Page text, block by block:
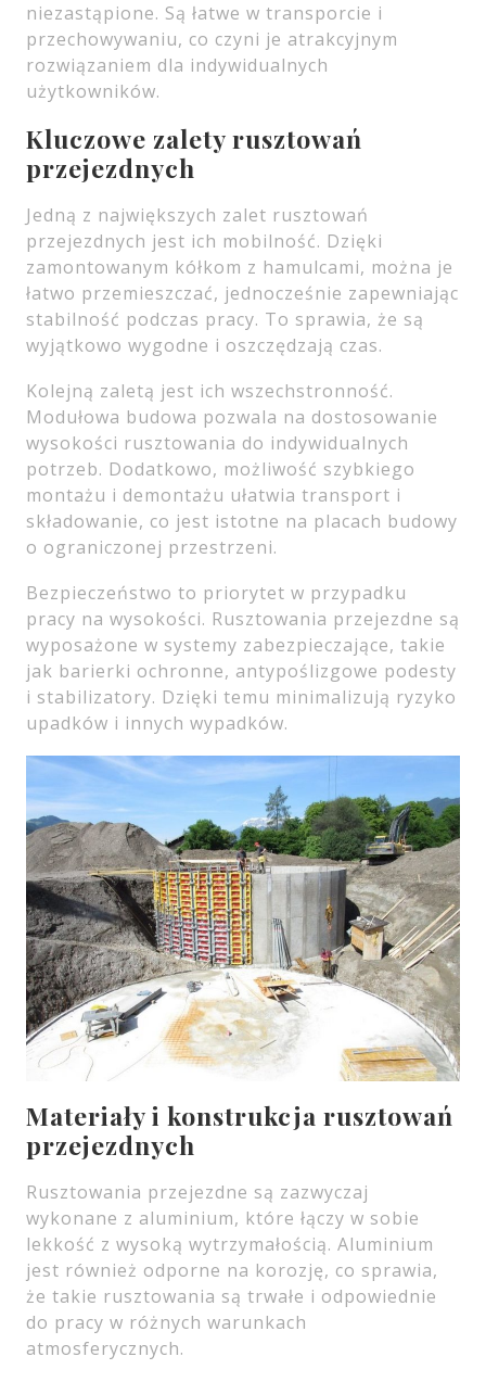
niezastąpione. Są łatwe w transporcie i
przechowywaniu, co czyni je atrakcyjnym
rozwiązaniem dla indywidualnych
użytkowników.
Kluczowe zalety rusztowań
przejezdnych
Jedną z największych zalet rusztowań
przejezdnych jest ich mobilność. Dzięki
zamontowanym kółkom z hamulcami, można je
łatwo przemieszczać, jednocześnie zapewniając
stabilność podczas pracy. To sprawia, że są
wyjątkowo wygodne i oszczędzają czas.
Kolejną zaletą jest ich wszechstronność.
Modułowa budowa pozwala na dostosowanie
wysokości rusztowania do indywidualnych
potrzeb. Dodatkowo, możliwość szybkiego
montażu i demontażu ułatwia transport i
składowanie, co jest istotne na placach budowy
o ograniczonej przestrzeni.
Bezpieczeństwo to priorytet w przypadku
pracy na wysokości. Rusztowania przejezdne są
wyposażone w systemy zabezpieczające, takie
jak barierki ochronne, antypoślizgowe podesty
i stabilizatory. Dzięki temu minimalizują ryzyko
upadków i innych wypadków.
Materiały i konstrukcja rusztowań
przejezdnych
Rusztowania przejezdne są zazwyczaj
wykonane z aluminium, które łączy w sobie
lekkość z wysoką wytrzymałością. Aluminium
jest również odporne na korozję, co sprawia,
że takie rusztowania są trwałe i odpowiednie
do pracy w różnych warunkach
atmosferycznych.